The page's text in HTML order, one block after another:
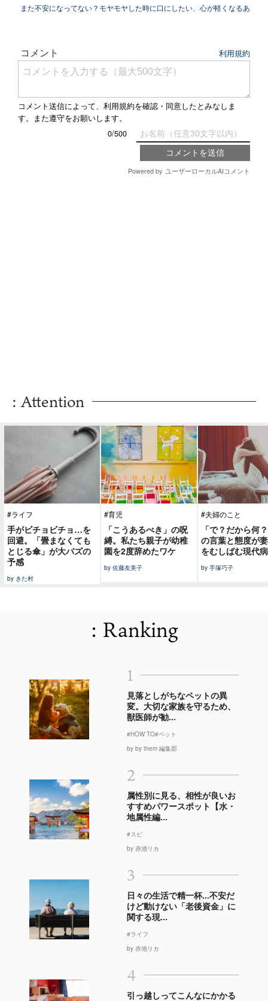
また不安になってない？モヤモヤした時に口にしたい、心が軽くなるあ
: Attention
#ライフ
手がビチョビチョ…を
回避。「畳まなくても
とじる傘」が大バズの
予感
by きた村
#育児
「こうあるべき」の呪
縛。私たち親子が幼稚
園を2度辞めたワケ
by 佐藤友美子
#夫婦のこと
「で？だから何
の言葉と態度が
をむしばむ現代病
by 手塚巧子
: Ranking
1
見落としがちなペットの異
変。大切な家族を守るため、
獣医師が勧...
#HOW TO#ペット
by by them 編集部
2
属性別に見る、相性が良いお
すすめパワースポット【水・
地属性編...
#スピ
by 赤池リカ
3
日々の生活で精一杯…不安だ
けど動けない「老後資金」に
関する現...
#ライフ
by 赤池リカ
4
引っ越しってこんなにかかる